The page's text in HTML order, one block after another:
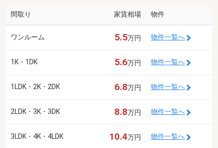
間取り 家賃相場 物件
ワンルーム 5.5万円 物件一覧へ
1K・1DK 5.6万円 物件一覧へ
1LDK・2K・2DK 6.8万円 物件一覧へ
2LDK・3K・3DK 8.8万円 物件一覧へ
3LDK・4K・4LDK 10.4万円 物件一覧へ